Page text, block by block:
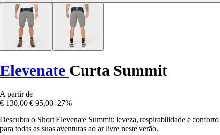
Elevenate Curta Summit
A partir de
€ 130,00 € 95,00 -27%
Descubra o Short Elevenate Summit: leveza, respirabilidade e conforto
para todas as suas aventuras ao ar livre neste verão.